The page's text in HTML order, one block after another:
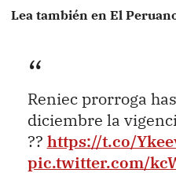
Lea también en El
Reniec prorroga
diciembre la
?? https://t.co/
pic.twitter.com/